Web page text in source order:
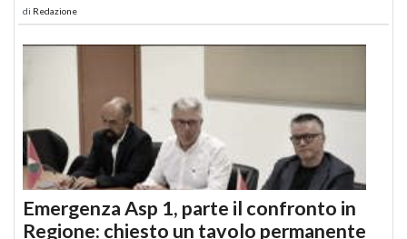
di Redazione
Emergenza Asp 1, parte il confronto in
Regione: chiesto un tavolo permanente